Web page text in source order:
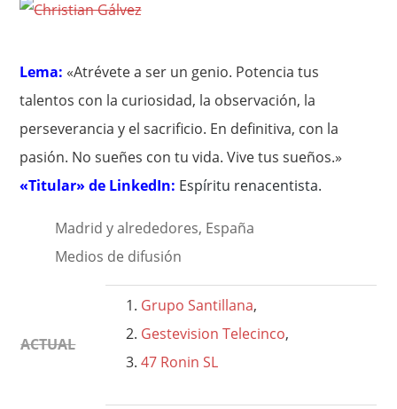
Lema: «Atrévete a ser un genio. Potencia tus
talentos con la curiosidad, la observación, la
perseverancia y el sacrificio. En definitiva, con la
pasión. No sueñes con tu vida. Vive tus sueños.»
«Titular» de LinkedIn: Espíritu renacentista.
Madrid y alrededores, España
Medios de difusión
ACTUAL
Grupo Santillana,
Gestevision Telecinco,
47 Ronin SL